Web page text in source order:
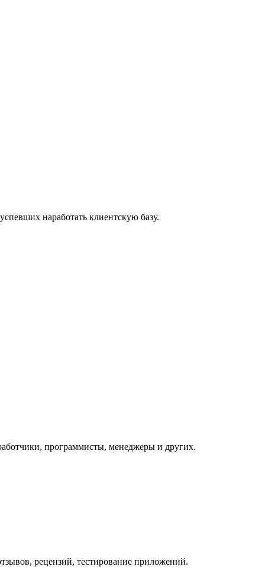
наработать клиентскую базу.
программисты, менеджеры и других.
рецензий, тестирование приложений.